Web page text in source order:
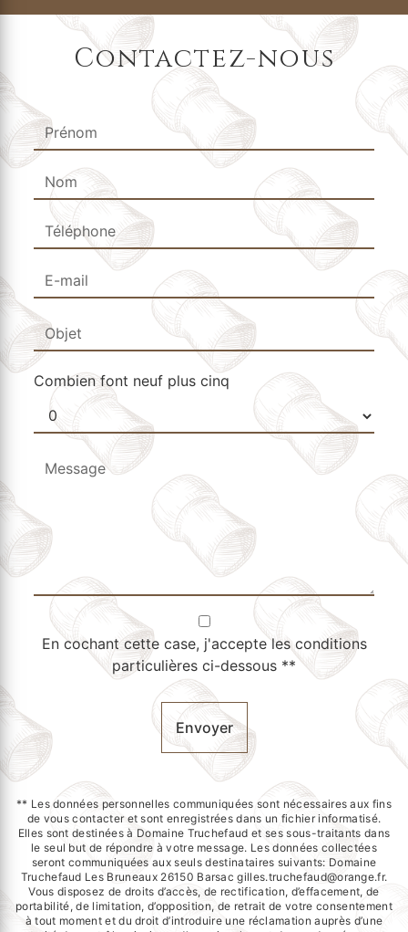
Contactez-nous
Combien font neuf plus cinq
En cochant cette case, j'accepte les conditions
particulières ci-dessous **
Envoyer
** Les données personnelles communiquées sont nécessaires aux fins
de vous contacter et sont enregistrées dans un fichier informatisé.
Elles sont destinées à Domaine Truchefaud et ses sous-traitants dans
le seul but de répondre à votre message. Les données collectées
seront communiquées aux seuls destinataires suivants: Domaine
Truchefaud Les Bruneaux 26150 Barsac gilles.truchefaud@orange.fr.
Vous disposez de droits d’accès, de rectification, d’effacement, de
portabilité, de limitation, d’opposition, de retrait de votre consentement
à tout moment et du droit d’introduire une réclamation auprès d’une